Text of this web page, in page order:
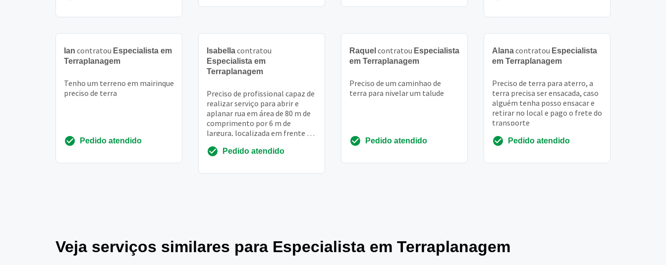
Ian contratou Especialista em
Terraplanagem
Tenho um terreno em mairinque
preciso de terra
Pedido atendido
Isabellacontratou
Especialista em
Terraplanagem
Preciso de profissional capaz de
realizar serviço para abrir e
aplanar rua em área de 80 m de
comprimento por 6 m de
largura, localizada em frente à
saubara.Pedido atendido
Raquel contratou Especialista
em Terraplanagem
Preciso de um caminhao de
terra para nivelar um talude
Pedido atendido
Alanacontratou Especialista
em Terraplanagem
Preciso de terra para aterro, a
terra precisa ser ensacada, caso
alguém tenha posso ensacar e
retirar no local e pago o frete do
transporte
Pedido atendido
Veja serviços similares para Especialista em Terraplanagem